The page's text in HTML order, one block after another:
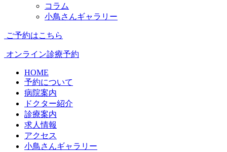
コラム
小鳥さんギャラリー
ご予約はこちら
オンライン診療予約
HOME
予約について
病院案内
ドクター紹介
診療案内
求人情報
アクセス
小鳥さんギャラリー